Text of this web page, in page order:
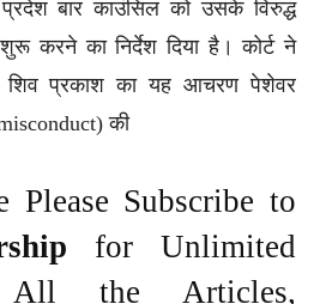
बार काउंसिल को उसके विरुद्ध
शुरू करने का निर्देश दिया है। कोर्ट ने
शिव प्रकाश का यह आचरण पेशेवर
की
Please Subscribe to
for Unlimited
the Articles,